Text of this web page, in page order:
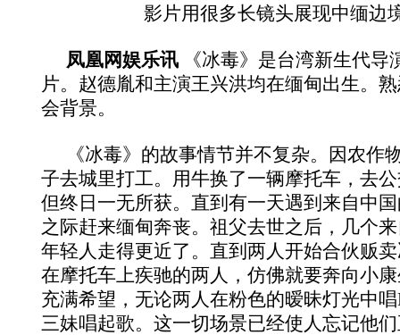
影片用很多长镜头展现中缅边
凤凰网娱乐讯 《冰毒》是台湾新生代导
片。赵德胤和主演王兴洪均在缅甸出生。
会背景。
《冰毒》的故事情节并不复杂。因农作
子去城里打工。用牛换了一辆摩托车，去
但终日一无所获。直到有一天遇到来自中
之际赶来缅甸奔丧。祖父去世之后，几个
年轻人走得更近了。直到两人开始合伙贩
在摩托车上疾驰的两人，仿佛就要奔向小
充满希望，无论两人在粉色的暧昧灯光中
三妹唱起歌。这一切场景已经使人忘记他